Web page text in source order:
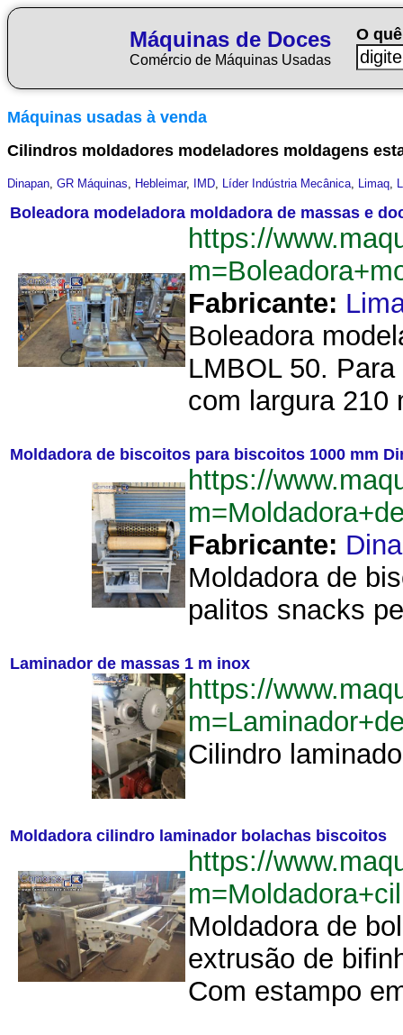
Máquinas de Doces
Comércio de Máquinas Usadas
O
Máquinas usadas à venda
Cilindros moldadores modeladores moldagens
Dinapan, GR Máquinas, Hebleimar, IMD, Líder Indústria Mecânica, Limaq,
Boleadora modeladora moldadora de massas e
https://
Fabricante:
Boleadora
LMBOL 50.
com largura 210
Moldadora de biscoitos para biscoitos 1000 mm
https://
Fabricante:
Moldadora de
palitos snacks
Laminador de massas 1 m inox
https://
Cilindro
Moldadora cilindro laminador bolachas biscoitos
https://
Moldadora de
extrusão de
Com estampo